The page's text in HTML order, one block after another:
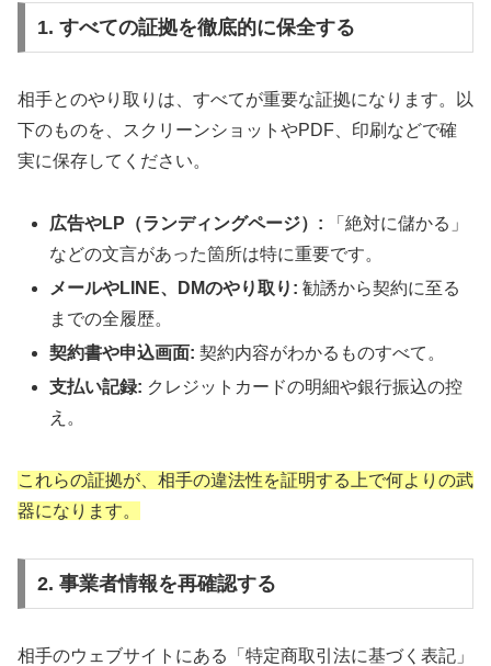
1. すべての証拠を徹底的に保全する
相手とのやり取りは、すべてが重要な証拠になります。以
下のものを、スクリーンショットやPDF、印刷などで確
実に保存してください。
広告やLP（ランディングページ）: 「絶対に儲かる」
などの文言があった箇所は特に重要です。
メールやLINE、DMのやり取り: 勧誘から契約に至る
までの全履歴。
契約書や申込画面: 契約内容がわかるものすべて。
支払い記録: クレジットカードの明細や銀行振込の控
え。
これらの証拠が、相手の違法性を証明する上で何よりの武
器になります。
2. 事業者情報を再確認する
相手のウェブサイトにある「特定商取引法に基づく表記」